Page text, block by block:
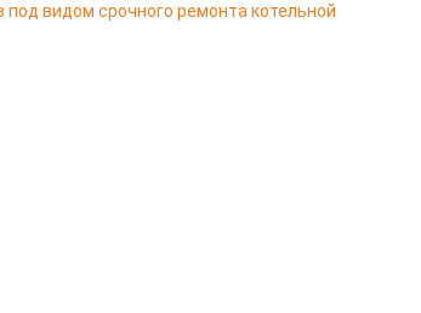
видом срочного ремонта котельной